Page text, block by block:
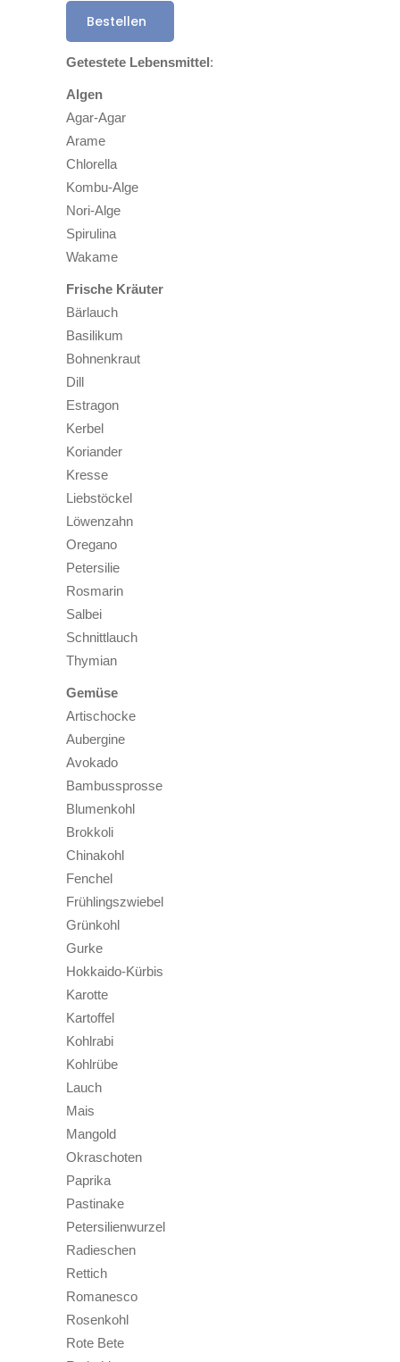
Bestellen
Getestete Lebensmittel:
Algen
Agar-Agar
Arame
Chlorella
Kombu-Alge
Nori-Alge
Spirulina
Wakame
Frische Kräuter
Bärlauch
Basilikum
Bohnenkraut
Dill
Estragon
Kerbel
Koriander
Kresse
Liebstöckel
Löwenzahn
Oregano
Petersilie
Rosmarin
Salbei
Schnittlauch
Thymian
Gemüse
Artischocke
Aubergine
Avokado
Bambussprosse
Blumenkohl
Brokkoli
Chinakohl
Fenchel
Frühlingszwiebel
Grünkohl
Gurke
Hokkaido-Kürbis
Karotte
Kartoffel
Kohlrabi
Kohlrübe
Lauch
Mais
Mangold
Okraschoten
Paprika
Pastinake
Petersilienwurzel
Radieschen
Rettich
Romanesco
Rosenkohl
Rote Bete